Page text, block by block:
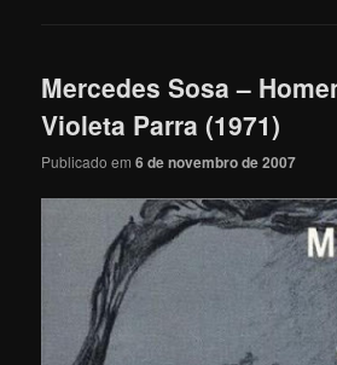
Mercedes Sosa –
Violeta Parra (1971)
Publicado em6 de novembro de 2007